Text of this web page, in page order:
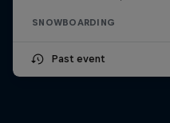
SNOWBOARDING
Past event